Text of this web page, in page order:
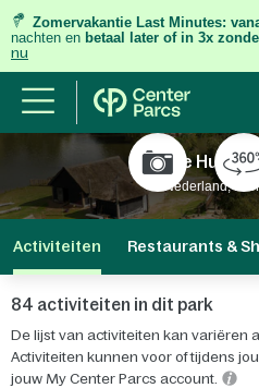
Zomervakantie Last Minutes:
nachten en betaal later of in 3x
nu
De
Nederland,
Activiteiten Restaurants &
84 activiteiten in dit park
De lijst van activiteiten kan variëren
Activiteiten kunnen voor of tijdens
jouw My Center Parcs account.